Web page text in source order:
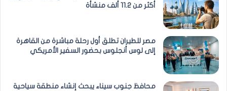
أكثر من 11.2 ألف منشأة
مصر للطيران تطلق أول رحلة مباشرة من القاهرة
إلى لوس أنجلوس بحضور السفير الأمريكي
محافظ جنوب سيناء يبحث إنشاء منطقة سياحية